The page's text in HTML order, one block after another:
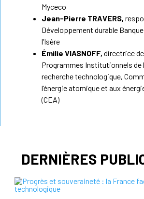
Myceco
Jean-Pierre TRAVERS,
Développement durable
l’Isère
Émilie VIASNOFF, directrice
Programmes Institutionnels de
recherche technologique,
l’énergie atomique et aux
(CEA)
DERNIÈRES